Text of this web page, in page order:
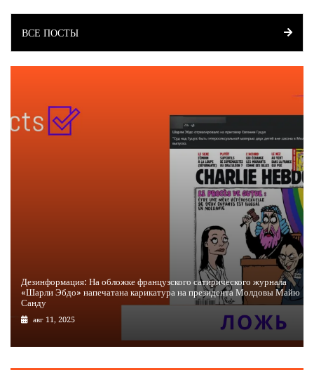
ВСЕ ПОСТЫ
Дезинформация: На обложке французского сатирического журнала
«Шарли Эбдо» напечатана карикатура на президента Молдовы Майю
Санду
авг 11, 2025